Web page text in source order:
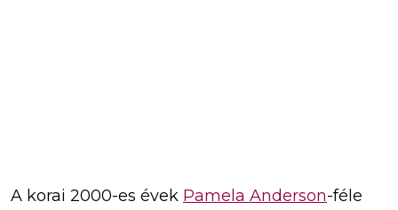
A korai 2000-es évek Pamela Anderson-féle